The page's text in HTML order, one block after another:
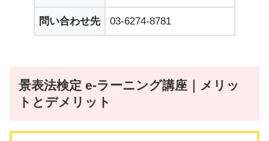
問い合わせ先 03-6274-8781
景表法検定 e-ラーニング講座｜メリッ
トとデメリット